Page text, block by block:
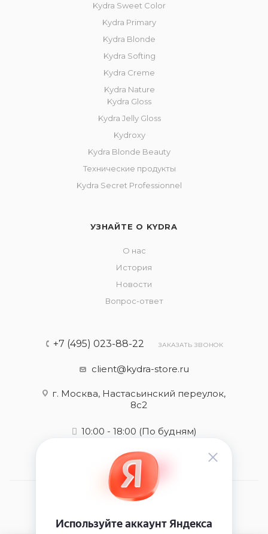
Kydra Sweet Color
Kydra Primary
Kydra Blonde
Kydra Softing
Kydra Creme
Kydra Nature
Kydra Gloss
Kydra Jelly Gloss
Kydroxy
Kydra Blonde Beauty
Технические продукты
Kydra Secret Professionnel
УЗНАЙТЕ О KYDRA
О нас
История
Новости
Вопрос-ответ
+7 (495) 023-88-22 ЗАКАЗАТЬ ЗВОНОК
client@kydra-store.ru
г. Москва, Настасьинский переулок,
8с2
10:00 - 18:00 (По будням)